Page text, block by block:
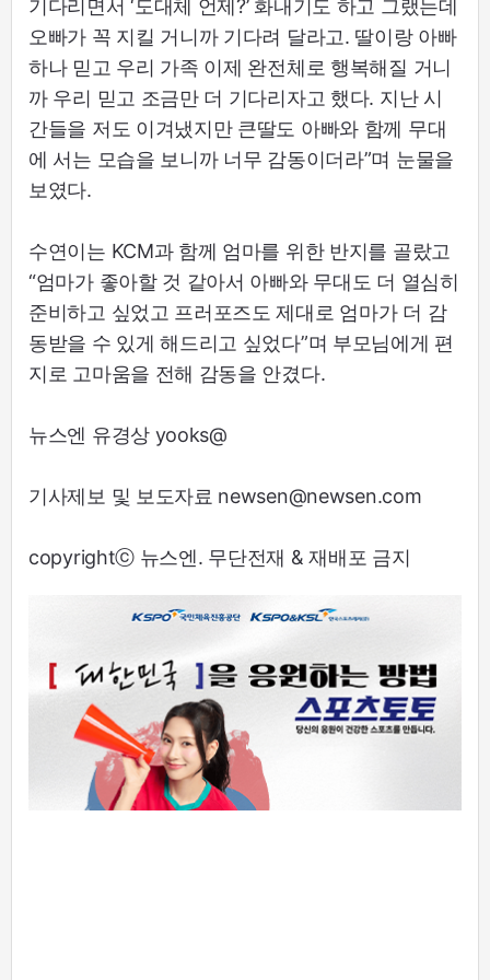
기다리면서 ‘도대체 언제?’ 화내기도 하고 그랬는데
오빠가 꼭 지킬 거니까 기다려 달라고. 딸이랑 아빠
하나 믿고 우리 가족 이제 완전체로 행복해질 거니
까 우리 믿고 조금만 더 기다리자고 했다. 지난 시
간들을 저도 이겨냈지만 큰딸도 아빠와 함께 무대
에 서는 모습을 보니까 너무 감동이더라”며 눈물을
보였다.
수연이는 KCM과 함께 엄마를 위한 반지를 골랐고
“엄마가 좋아할 것 같아서 아빠와 무대도 더 열심히
준비하고 싶었고 프러포즈도 제대로 엄마가 더 감
동받을 수 있게 해드리고 싶었다”며 부모님에게 편
지로 고마움을 전해 감동을 안겼다.
뉴스엔 유경상 yooks@
기사제보 및 보도자료 newsen@newsen.com
copyrightⓒ 뉴스엔. 무단전재 & 재배포 금지